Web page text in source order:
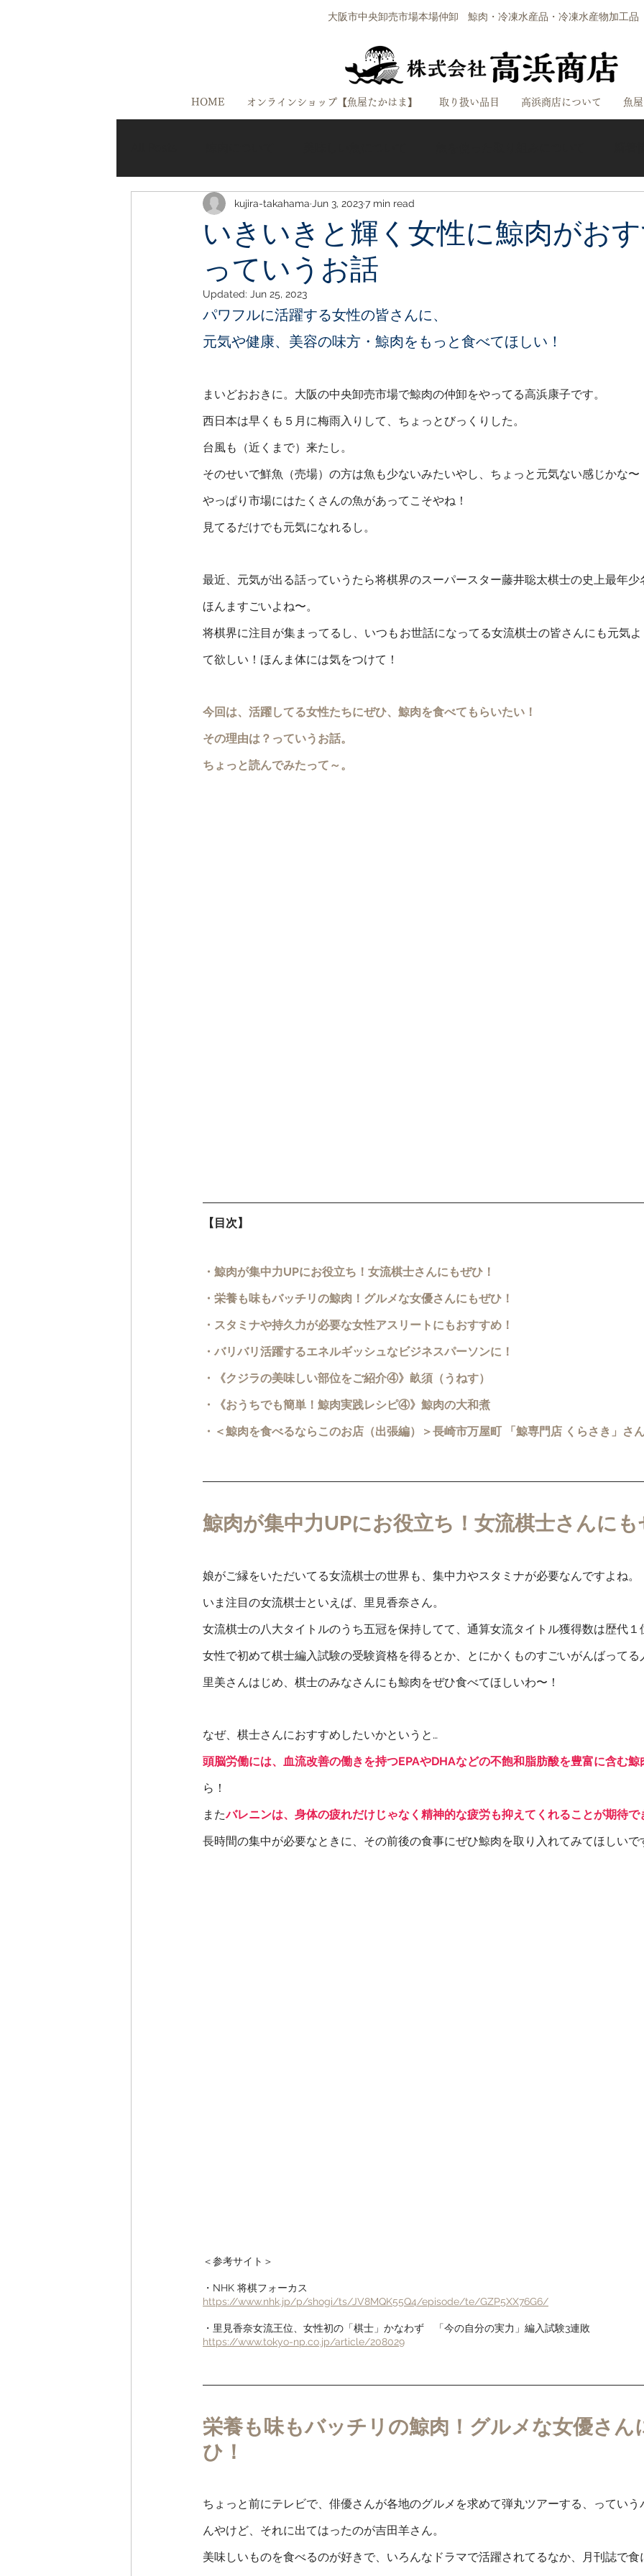
大阪市中央卸売市場本場仲卸 鯨肉・冷凍水産品・冷凍水産物加工品
HOME オンラインショップ【魚屋たかはま】 取り扱い品目 高浜商店について 魚
美味しいお店ご紹介 高浜商店
いきいきと輝く女性に鯨肉がお
っていうお話
kujira-takahama Jun 3, 20237 min read
Updated: Jun 25, 2023
パワフルに活躍する女性の皆さんに、
元気や健康、美容の味方・鯨肉をもっと食べてほしい！
まいどおおきに。大阪の中央卸売市場で鯨肉の仲卸をやってる高浜康子です。
西日本は早くも５月に梅雨入りして、ちょっとびっくりした。
台風も（近くまで）来たし。
そのせいで鮮魚（売場）の方は魚も少ないみたいやし、ちょっと元気ない感じかな〜
やっぱり市場にはたくさんの魚があってこそやね！
見てるだけでも元気になれるし。
最近、元気が出る話っていうたら将棋界のスーパースター藤井聡太棋士の史上最年少
ほんますごいよね〜。
将棋界に注目が集まってるし、いつもお世話になってる女流棋士の皆さんにも元気
て欲しい！ほんま体には気をつけて！
今回は、活躍してる女性たちにぜひ、鯨肉を食べてもらいたい！
その理由は？っていうお話。
ちょっと読んでみたって～。
【目次】
・鯨肉が集中力UPにお役立ち！女流棋士さんにもぜひ！
・栄養も味もバッチリの鯨肉！グルメな女優さんにもぜひ！
・スタミナや持久力が必要な女性アスリートにもおすすめ！
・バリバリ活躍するエネルギッシュなビジネスパーソンに！
・《クジラの美味しい部位をご紹介④》畝須（うねす）
・《おうちでも簡単！鯨肉実践レシピ④》鯨肉の大和煮
・＜鯨肉を食べるならこのお店（出張編）＞長崎市万屋町 「鯨専門店 くらさき」さ
鯨肉が集中力UPにお役立ち！女流棋士さんに
娘がご縁をいただいてる女流棋士の世界も、集中力やスタミナが必要なんですよね。
いま注目の女流棋士といえば、里見香奈さん。
女流棋士の八大タイトルのうち五冠を保持してて、通算女流タイトル獲得数は歴代１
女性で初めて棋士編入試験の受験資格を得るとか、とにかくものすごいがんばってる
里美さんはじめ、棋士のみなさんにも鯨肉をぜひ食べてほしいわ〜！
なぜ、棋士さんにおすすめしたいかというと…
頭脳労働には、血流改善の働きを持つEPAやDHAなどの不飽和脂肪酸を豊富に含む鯨
ら！
またバレニンは、身体の疲れだけじゃなく精神的な疲労も抑えてくれることが期待で
長時間の集中が必要なときに、その前後の食事にぜひ鯨肉を取り入れてみてほしいで
＜参考サイト＞
・NHK 将棋フォーカス
https://www.nhk.jp/p/shogi/ts/JV8MQK55Q4/episode/te/GZP5XX76G6/
・里見香奈女流王位、女性初の「棋士」かなわず　「今の自分の実力」編入試験3連敗
https://www.tokyo-np.co.jp/article/208029
栄養も味もバッチリの鯨肉！グルメな女優さん
ひ！
ちょっと前にテレビで、俳優さんが各地のグルメを求めて弾丸ツアーする、ってい
んやけど、それに出てはったのが吉田羊さん。
美味しいものを食べるのが好きで、いろんなドラマで活躍されてるなか、月刊誌で